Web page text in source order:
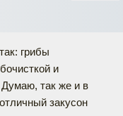
грибы
и
так же и в
закусон